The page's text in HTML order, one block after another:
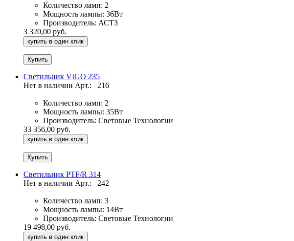
Количество ламп: 2
Мощность лампы: 36Вт
Производитель: АСТЗ
3 320,00 руб.
купить в один клик
Светильник VIGO 235
Нет в наличии Арт.: 216
Количество ламп: 2
Мощность лампы: 35Вт
Производитель: Световые Технологии
33 356,00 руб.
купить в один клик
Светильник PTF/R 314
Нет в наличии Арт.: 242
Количество ламп: 3
Мощность лампы: 14Вт
Производитель: Световые Технологии
19 498,00 руб.
купить в один клик